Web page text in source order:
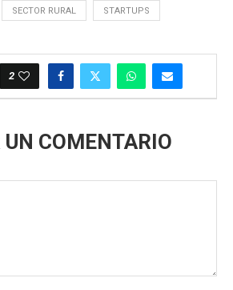
SECTOR RURAL STARTUPS
2
UN COMENTARIO